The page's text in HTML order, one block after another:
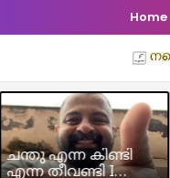
Home
ചന്തു എന്ന കിണ്ടി
എന്ന തീവണ്ടി I